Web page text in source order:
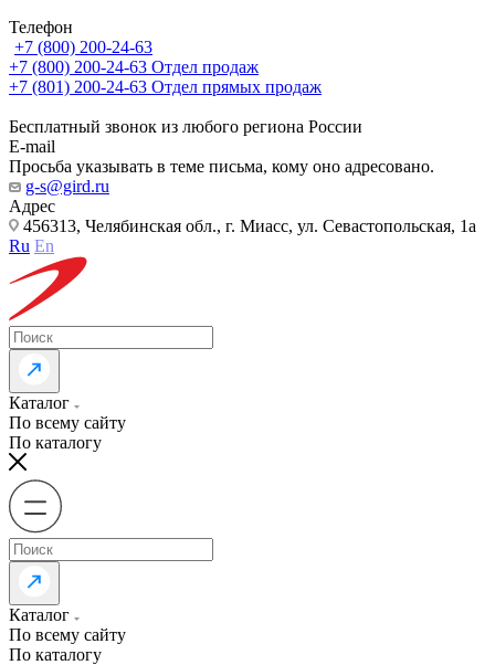
Телефон
+7 (800) 200-24-63
+7 (800) 200-24-63 Отдел продаж
+7 (801) 200-24-63 Отдел прямых продаж
Бесплатный звонок из любого региона России
E-mail
Просьба указывать в теме письма, кому оно адресовано.
g-s@gird.ru
Адрес
456313, Челябинская обл., г. Миасс, ул. Севастопольская, 1а
Ru En
Каталог
По всему сайту
По каталогу
Каталог
По всему сайту
По каталогу